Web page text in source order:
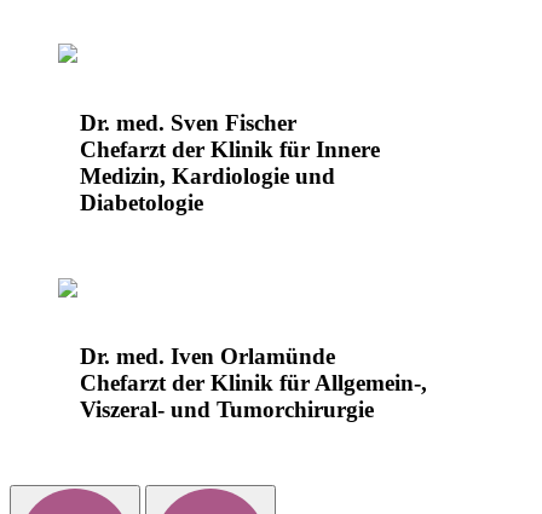
Dr. med. Sven Fischer
Chefarzt der Klinik für Innere
Medizin, Kardiologie und
Diabetologie
Dr. med. Iven Orlamünde
Chefarzt der Klinik für Allgemein-,
Viszeral- und Tumorchirurgie